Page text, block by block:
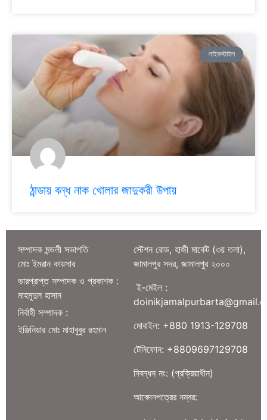
লাইফস্টাইল
ঠান্ডায় বন্ধ নাক খোলার জাদুকরী উপায়
সম্পাদক মন্ডলী সভাপতি
মোঃ ইমরান কায়সার
ভারপ্রাপ্ত সম্পাদক ও প্রকাশক :
মাহমুদুল হাসান
নির্বাহী সম্পাদক :
ইঞ্জিনিয়ার মোঃ মাহাবুবুর রহমান
স্টেশন রোড, হাজী মার্কেট (৩য় তলা),
জামালপুর সদর, জামালপুর ২০০০
ই-মেইল :
মোবাইল: +880 1913-129708
টেলিফোন: +8809697129708
নিবন্ধন নং: (প্রক্রিয়াধীন)
আবেদনপত্রের নম্বর: